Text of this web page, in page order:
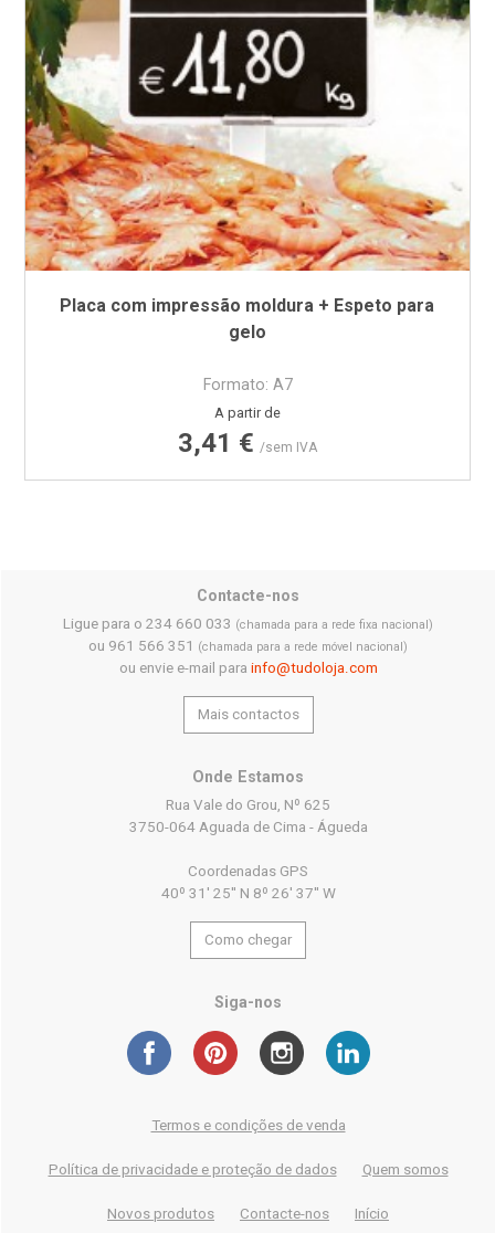
Placa com impressão moldura + Espeto para
gelo
Formato: A7
Preço
A partir de
3,41 € /sem IVA
Contacte-nos
Ligue para o 234 660 033 (chamada para a rede fixa nacional)
ou 961 566 351 (chamada para a rede móvel nacional)
ou envie e-mail para info@tudoloja.com
Mais contactos
Onde Estamos
Rua Vale do Grou, Nº 625
3750-064 Aguada de Cima - Águeda
Coordenadas GPS
40º 31' 25'' N 8º 26' 37'' W
Como chegar
Siga-nos
Termos e condições de venda
Política de privacidade e proteção de dados Quem somos
Novos produtos Contacte-nos Início